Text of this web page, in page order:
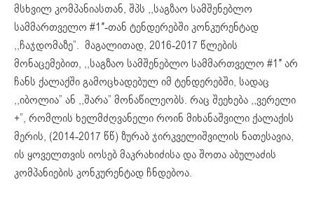
მსხვილ კომპანიასთან, შპს ,,საგზაო სამშენებლო
სამმართველო #1″-თან ტენდერებში კონკურენტად
,,ჩაჯდომაზე”. მაგალითად, 2016-2017 წლების
მონაცემებით, ,,საგზაო სამშენებლო სამმართველო #1″ არ
ჩანს ქალაქში გამოცხადებულ იმ ტენდერებში, სადაც
,,იბოლია” ან ,,შარა” მონაწილეობს. რაც შეეხება ,,ვერელი
+”, რომლის ხელმძღვანელი როინ მიხანაშვილი ქალაქის
მერის, (2014-2017 წწ) ზურაბ ჯირკველიშვილის ნათესავია,
ის ყოველთვის იოსებ მაკრახიძისა და შოთა აბულაძის
კომპანიების კონკურენტად ჩნდებოა.